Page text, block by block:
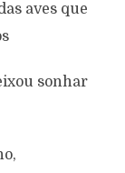
aves que
sonhar